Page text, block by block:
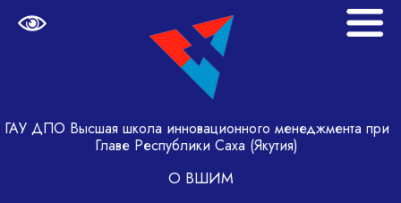
ГАУ ДПО Высшая школа инновационного менеджмента при
Главе Республики Саха (Якутия)
О ВШИМ